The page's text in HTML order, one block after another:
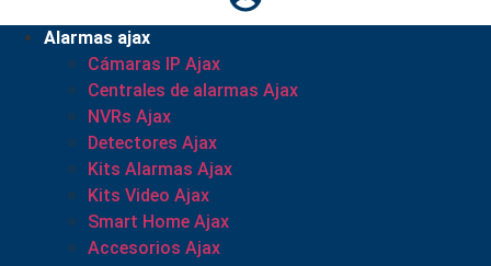
Alarmas ajax
Cámaras IP Ajax
Centrales de alarmas Ajax
NVRs Ajax
Detectores Ajax
Kits Alarmas Ajax
Kits Video Ajax
Smart Home Ajax
Accesorios Ajax